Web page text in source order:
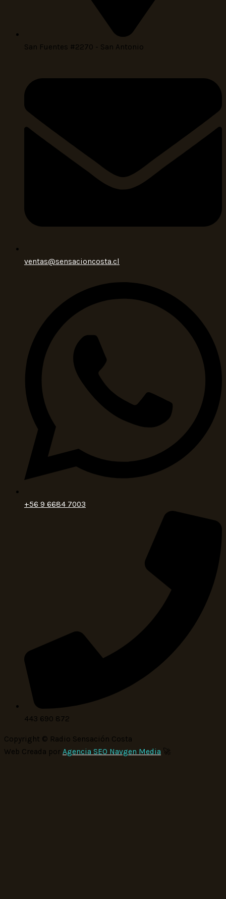
San Fuentes #2270 - San Antonio
ventas@sensacioncosta.cl
+56 9 6684 7003
443 690 872
Copyright © Radio Sensación Costa
Web Creada por Agencia SEO Navgen Media 🚀